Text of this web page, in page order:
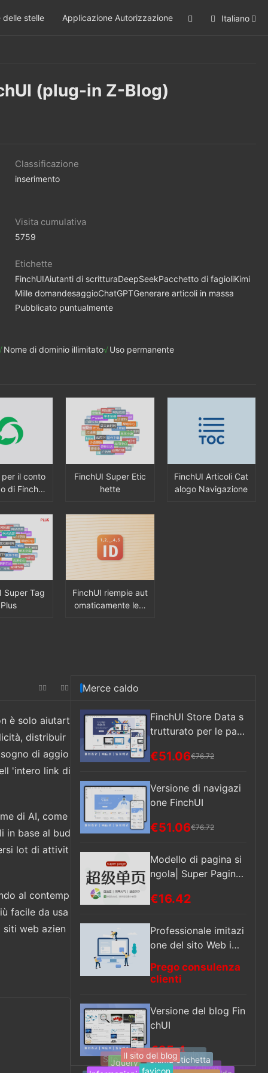
delle stelle Applicazione Autorizzazione Italiano
(plug-in Z-Blog)
Classificazione
inserimento
Visita cumulativa
5759
Etichette
FinchUIAiutanti di scritturaDeepSeekPacchetto di fagioliKimi
Mille domandesaggioChatGPTGenerare articoli in massa
Pubblicato puntualmente
Nome di dominio illimitato
Uso permanente
per il conto
di FinchUI
visibile d
si
de
nella cas
del co
e al
FinchUI Super Etic
hette
FinchUI Articoli Cat
alogo Navigazione
Super Tag
Plus
FinchUI riempie aut
omaticamente le v
è solo aiutart
distribuir
di aggio
'intero link di
di AI, come
in base al bud
lot di attivit
al contemp
facile da usa
web azien
Merce caldo
FinchUI Store Data s
trutturato per le pagi
ne multilingue
€51.06€76.72
Versione di navigazi
one FinchUI
€51.06€76.72
Modello di pagina si
ngola| Super Pagina
singola
€16.42
Professionale imitazi
one del sito Web imit
aziendale imitazione
modifica pagina web
Prego consulenza
clienti
Versione del blog Fin
chUI
€25.4
Sito di navigazione
Sito singola pagina
Jquery
Il sito del blog
Ultima etichetta
Informazioni sul sito
favicon
Etichette del sito